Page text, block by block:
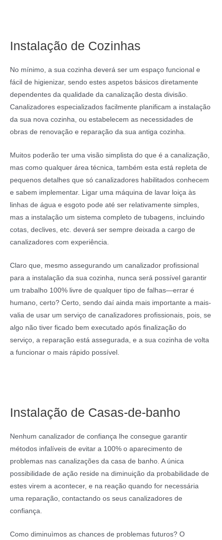
Instalação de Cozinhas
No mínimo, a sua cozinha deverá ser um espaço funcional e
fácil de higienizar, sendo estes aspetos básicos diretamente
dependentes da qualidade da canalização desta divisão.
Canalizadores especializados facilmente planificam a instalação
da sua nova cozinha, ou estabelecem as necessidades de
obras de renovação e reparação da sua antiga cozinha.
Muitos poderão ter uma visão simplista do que é a canalização,
mas como qualquer área técnica, também esta está repleta de
pequenos detalhes que só canalizadores habilitados conhecem
e sabem implementar. Ligar uma máquina de lavar loiça às
linhas de água e esgoto pode até ser relativamente simples,
mas a instalação um sistema completo de tubagens, incluindo
cotas, declives, etc. deverá ser sempre deixada a cargo de
canalizadores com experiência.
Claro que, mesmo assegurando um canalizador profissional
para a instalação da sua cozinha, nunca será possível garantir
um trabalho 100% livre de qualquer tipo de falhas—errar é
humano, certo? Certo, sendo daí ainda mais importante a mais-
valia de usar um serviço de canalizadores profissionais, pois, se
algo não tiver ficado bem executado após finalização do
serviço, a reparação está assegurada, e a sua cozinha de volta
a funcionar o mais rápido possível.
Instalação de Casas-de-banho
Nenhum canalizador de confiança lhe consegue garantir
métodos infalíveis de evitar a 100% o aparecimento de
problemas nas canalizações da casa de banho. A única
possibilidade de ação reside na diminuição da probabilidade de
estes virem a acontecer, e na reação quando for necessária
uma reparação, contactando os seus canalizadores de
confiança.
Como diminuìmos as chances de problemas futuros? O